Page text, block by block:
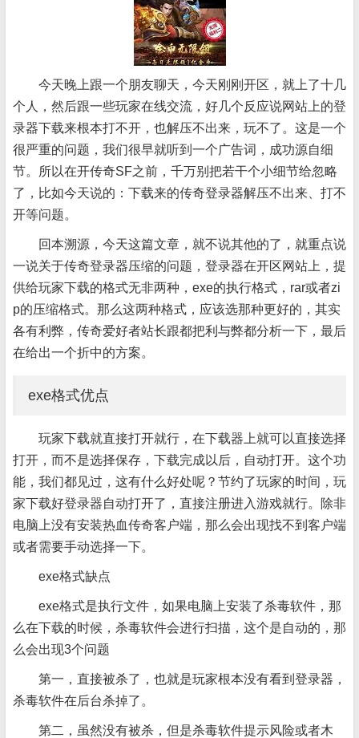
今天晚上跟一个朋友聊天，今天刚刚开区，就上了十几
个人，然后跟一些玩家在线交流，好几个反应说网站上的登
录器下载来根本打不开，也解压不出来，玩不了。这是一个
很严重的问题，我们很早就听到一个广告词，成功源自细
节。所以在开传奇SF之前，千万别把若干个小细节给忽略
了，比如今天说的：下载来的传奇登录器解压不出来、打不
开等问题。
回本溯源，今天这篇文章，就不说其他的了，就重点说
一说关于传奇登录器压缩的问题，登录器在开区网站上，提
供给玩家下载的格式无非两种，exe的执行格式，rar或者zi
p的压缩格式。那么这两种格式，应该选那种更好的，其实
各有利弊，传奇爱好者站长跟都把利与弊都分析一下，最后
在给出一个折中的方案。
exe格式优点
玩家下载就直接打开就行，在下载器上就可以直接选择
打开，而不是选择保存，下载完成以后，自动打开。这个功
能，我们都见过，这有什么好处呢？节约了玩家的时间，玩
家下载好登录器自动打开了，直接注册进入游戏就行。除非
电脑上没有安装热血传奇客户端，那么会出现找不到客户端
或者需要手动选择一下。
exe格式缺点
exe格式是执行文件，如果电脑上安装了杀毒软件，那
么在下载的时候，杀毒软件会进行扫描，这个是自动的，那
么会出现3个问题
第一，直接被杀了，也就是玩家根本没有看到登录器，
杀毒软件在后台杀掉了。
第二，虽然没有被杀，但是杀毒软件提示风险或者木